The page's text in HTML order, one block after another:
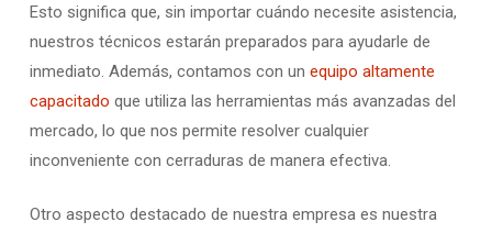
Esto significa que, sin importar cuándo necesite asistencia,
nuestros técnicos estarán preparados para ayudarle de
inmediato. Además, contamos con un equipo altamente
capacitado que utiliza las herramientas más avanzadas del
mercado, lo que nos permite resolver cualquier
inconveniente con cerraduras de manera efectiva.
Otro aspecto destacado de nuestra empresa es nuestra